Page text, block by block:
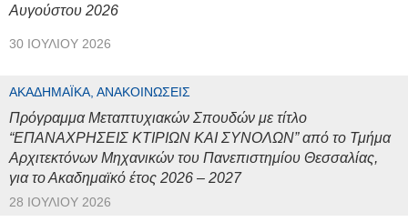
Αυγούστου 2026
30 ΙΟΥΛΊΟΥ 2026
ΑΚΑΔΗΜΑΪΚΆ, ΑΝΑΚΟΙΝΏΣΕΙΣ
Πρόγραμμα Μεταπτυχιακών Σπουδών με τίτλο
“ΕΠΑΝΑΧΡΗΣΕΙΣ ΚΤΙΡΙΩΝ ΚΑΙ ΣΥΝΟΛΩΝ” από το Τμήμα
Αρχιτεκτόνων Μηχανικών του Πανεπιστημίου Θεσσαλίας,
για το Ακαδημαϊκό έτος 2026 – 2027
28 ΙΟΥΛΊΟΥ 2026